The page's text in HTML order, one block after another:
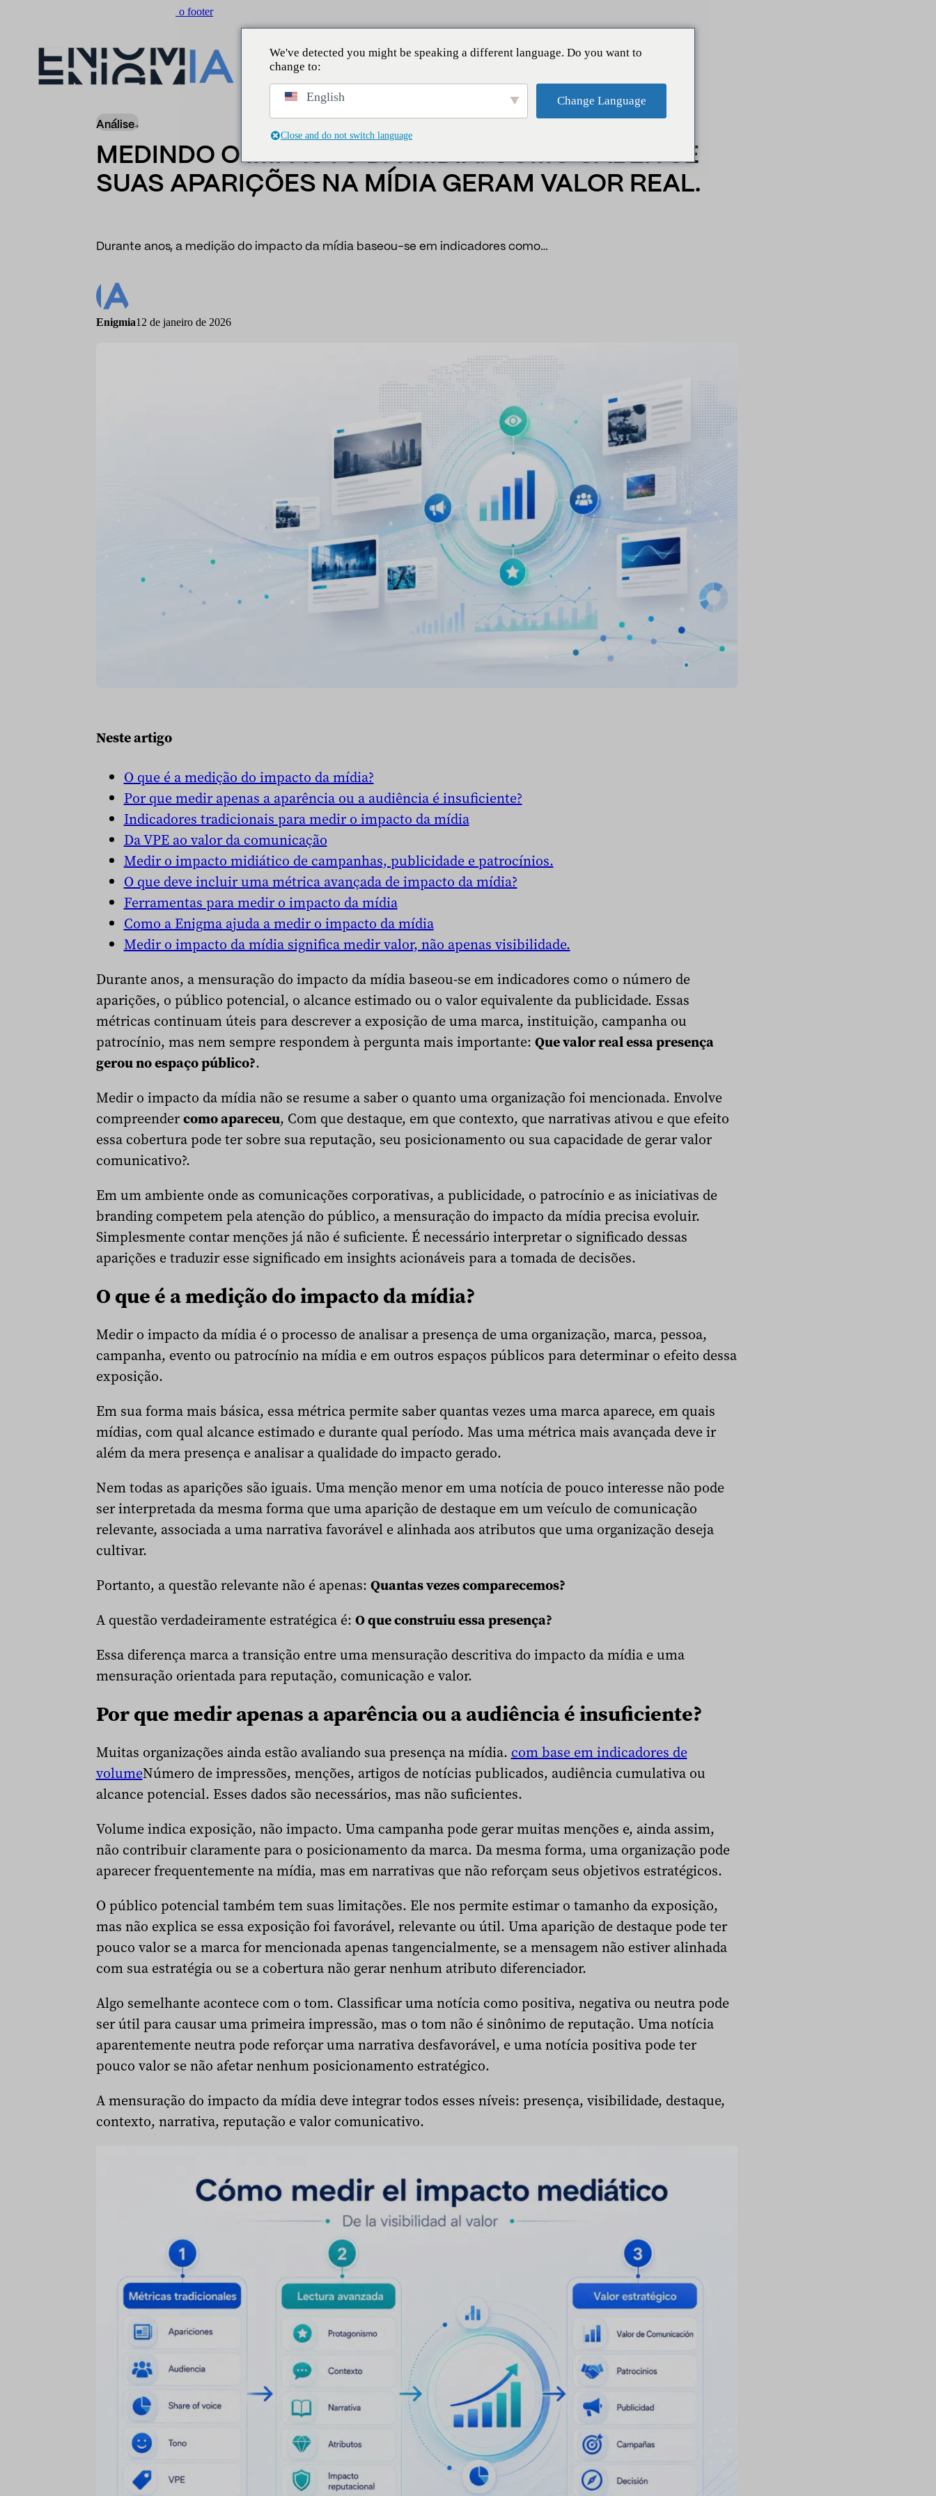
Ir para o footer
Insider Notícias/Medindo o impacto da mídia: como saber se suas aparições na mídia geram valor real.
Análise
MEDINDO O IMPACTO DA MÍDIA: COMO SABER SE
SUAS APARIÇÕES NA MÍDIA GERAM VALOR REAL.
Durante anos, a medição do impacto da mídia baseou-se em indicadores como…
Enigmia12 de janeiro de 2026
Neste artigo
O que é a medição do impacto da mídia?
Por que medir apenas a aparência ou a audiência é insuficiente?
Indicadores tradicionais para medir o impacto da mídia
Da VPE ao valor da comunicação
Medir o impacto midiático de campanhas, publicidade e patrocínios.
O que deve incluir uma métrica avançada de impacto da mídia?
Ferramentas para medir o impacto da mídia
Como a Enigma ajuda a medir o impacto da mídia
Medir o impacto da mídia significa medir valor, não apenas visibilidade.
Durante anos, a mensuração do impacto da mídia baseou-se em indicadores como o número de
aparições, o público potencial, o alcance estimado ou o valor equivalente da publicidade. Essas
métricas continuam úteis para descrever a exposição de uma marca, instituição, campanha ou
patrocínio, mas nem sempre respondem à pergunta mais importante: Que valor real essa presença
gerou no espaço público?.
Medir o impacto da mídia não se resume a saber o quanto uma organização foi mencionada. Envolve
compreendercomo apareceu, Com que destaque, em que contexto, que narrativas ativou e que efeito
essa cobertura pode ter sobre sua reputação, seu posicionamento ou sua capacidade de gerar valor
comunicativo?.
Em um ambiente onde as comunicações corporativas, a publicidade, o patrocínio e as iniciativas de
branding competem pela atenção do público, a mensuração do impacto da mídia precisa evoluir.
Simplesmente contar menções já não é suficiente. É necessário interpretar o significado dessas
aparições e traduzir esse significado em insights acionáveis para a tomada de decisões.
O que é a medição do impacto da mídia?
Medir o impacto da mídia é o processo de analisar a presença de uma organização, marca, pessoa,
campanha, evento ou patrocínio na mídia e em outros espaços públicos para determinar o efeito dessa
exposição.
Em sua forma mais básica, essa métrica permite saber quantas vezes uma marca aparece, em quais
mídias, com qual alcance estimado e durante qual período. Mas uma métrica mais avançada deve ir
além da mera presença e analisar a qualidade do impacto gerado.
Nem todas as aparições são iguais. Uma menção menor em uma notícia de pouco interesse não pode
ser interpretada da mesma forma que uma aparição de destaque em um veículo de comunicação
relevante, associada a uma narrativa favorável e alinhada aos atributos que uma organização deseja
cultivar.
Portanto, a questão relevante não é apenas: Quantas vezes comparecemos?
A questão verdadeiramente estratégica é: O que construiu essa presença?
Essa diferença marca a transição entre uma mensuração descritiva do impacto da mídia e uma
mensuração orientada para reputação, comunicação e valor.
Por que medir apenas a aparência ou a audiência é insuficiente?
Muitas organizações ainda estão avaliando sua presença na mídia. com base em indicadores de
volumeNúmero de impressões, menções, artigos de notícias publicados, audiência cumulativa ou
alcance potencial. Esses dados são necessários, mas não suficientes.
Volume indica exposição, não impacto. Uma campanha pode gerar muitas menções e, ainda assim,
não contribuir claramente para o posicionamento da marca. Da mesma forma, uma organização pode
aparecer frequentemente na mídia, mas em narrativas que não reforçam seus objetivos estratégicos.
O público potencial também tem suas limitações. Ele nos permite estimar o tamanho da exposição,
mas não explica se essa exposição foi favorável, relevante ou útil. Uma aparição de destaque pode ter
pouco valor se a marca for mencionada apenas tangencialmente, se a mensagem não estiver alinhada
com sua estratégia ou se a cobertura não gerar nenhum atributo diferenciador.
Algo semelhante acontece com o tom. Classificar uma notícia como positiva, negativa ou neutra pode
ser útil para causar uma primeira impressão, mas o tom não é sinônimo de reputação. Uma notícia
aparentemente neutra pode reforçar uma narrativa desfavorável, e uma notícia positiva pode ter
pouco valor se não afetar nenhum posicionamento estratégico.
A mensuração do impacto da mídia deve integrar todos esses níveis: presença, visibilidade, destaque,
contexto, narrativa, reputação e valor comunicativo.
We've detected you might be speaking a different language. Do you want to
change to:
English Change Language
Close and do not switch language